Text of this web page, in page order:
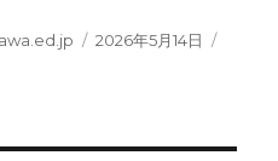
投
2026年5月14日